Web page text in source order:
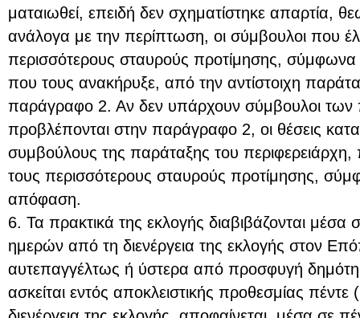
ματαιωθεί, επειδή δεν σχηματίστηκε απαρτία,
ανάλογα με την περίπτωση, οι σύμβουλοι που
περισσότερους σταυρούς προτίμησης, σύμφωνα
που τους ανακήρυξε, από την αντίστοιχη
παράγραφο 2. Αν δεν υπάρχουν σύμβουλοι
προβλέπονται στην παράγραφο 2, οι θέσεις
συμβούλους της παράταξης του
τους περισσότερους σταυρούς προτίμησης,
απόφαση.
6. Τα πρακτικά της εκλογής διαβιβάζονται μέσα
ημερών από τη διενέργεια της εκλογής στον
αυτεπαγγέλτως ή ύστερα από προσφυγή
ασκείται εντός αποκλειστικής προθεσμίας